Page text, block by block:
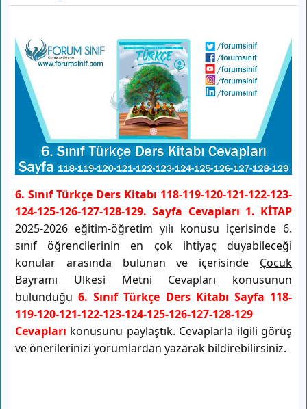
6. Sınıf Türkçe Ders Kitabı 118-119-120-121-122-123-
124-125-126-127-128-129. Sayfa Cevapları 1. KİTAP
2025-2026 eğitim-öğretim yılı konusu içerisinde 6.
sınıf öğrencilerinin en çok ihtiyaç duyabileceği
konular arasında bulunan ve içerisinde Çocuk
Bayramı Ülkesi Metni Cevapları konusunun
bulunduğu6. Sınıf Türkçe Ders Kitabı Sayfa 118-
119-120-121-122-123-124-125-126-127-128-129
Cevapları konusunu paylaştık. Cevaplarla ilgili görüş
ve önerilerinizi yorumlardan yazarak bildirebilirsiniz.